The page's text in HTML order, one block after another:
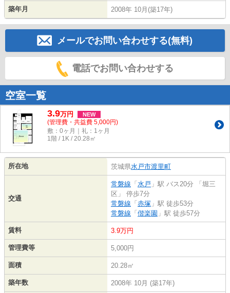
築年月 2008年 10月(築17年)
メールでお問い合わせする(無料)
電話でお問い合わせする
空室一覧
3.9万円 NEW
(管理費・共益費 5,000円)
敷：0ヶ月｜礼：1ヶ月
1階 / 1K / 20.28㎡
所在地 茨城県水戸市渡里町
交通
常磐線 「水戸 」駅 バス20分 「堀三
区」 停歩7分
常磐線 「赤塚 」駅 徒歩53分
常磐線 「偕楽園 」駅 徒歩57分
賃料 3.9万円
管理費等 5,000円
面積 20.28㎡
築年数 2008年 10月 (築17年)